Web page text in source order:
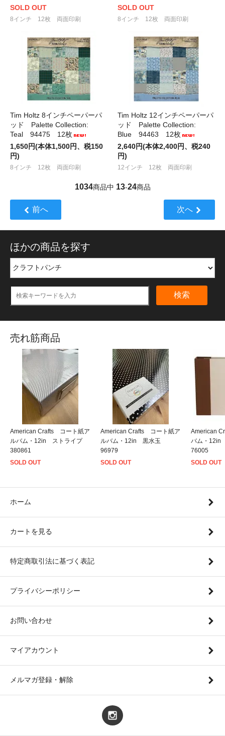
SOLD OUT
8インチ 12枚 両面印刷
SOLD OUT
8インチ 12枚 両面印刷
Tim Holtz 8インチペーパーパ
ッド Palette Collection:
Teal 94475 12枚
1,650円(本体1,500円、税150
円)
8インチ 12枚 両面印刷
Tim Holtz 12インチペーパーパ
ッド Palette Collection:
Blue 94463 12枚
2,640円(本体2,400円、税240
円)
12インチ 12枚 両面印刷
1034商品中 13-24商品
前へ 次へ
ほかの商品を探す
検索
売れ筋商品
American Crafts コート紙ア
ルバム・12in ストライプ
380861
SOLD OUT
American Crafts コート紙ア
ルバム・12in 黒水玉
96979
SOLD OUT
American
バム・
76005
SOLD OUT
ホーム
カートを見る
特定商取引法に基づく表記
プライバシーポリシー
お問い合わせ
マイアカウント
メルマガ登録・解除